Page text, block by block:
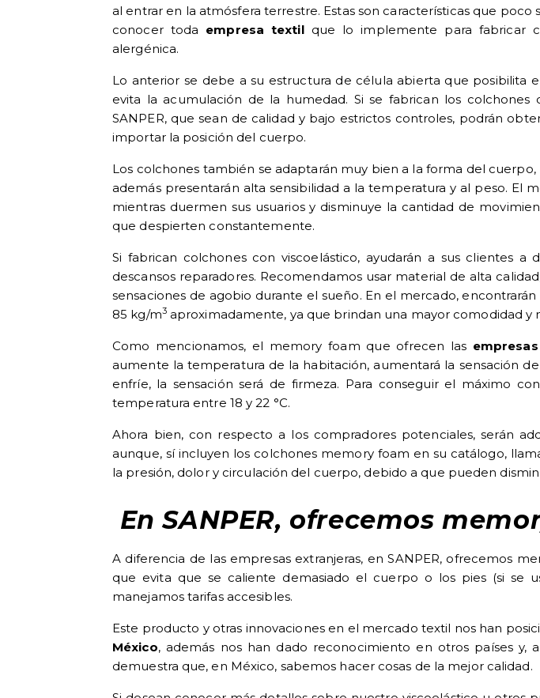
al entrar en la atmósfera terrestre. Estas son características que
conocer toda empresa textilque lo implemente para fabricar
alergénica.
Lo anterior se debe a su estructura de célula abierta que posibilita
evita la acumulación de la humedad. Si se fabrican los colchones
SANPER, que sean de calidad y bajo estrictos controles, podrán
importar la posición del cuerpo.
Los colchones también se adaptarán muy bien a la forma del
además presentarán alta sensibilidad a la temperatura y al peso. El
mientras duermen sus usuarios y disminuye la cantidad de
que despierten constantemente.
Si fabrican colchones con viscoelástico, ayudarán a sus clientes
descansos reparadores. Recomendamos usar material de alta
sensaciones de agobio durante el sueño. En el mercado,
85 kg/m3aproximadamente, ya que brindan una mayor comodidad y
Como mencionamos, el memory foam que ofrecen las
aumente la temperatura de la habitación, aumentará la sensación
enfríe, la sensación será de firmeza. Para conseguir el máximo
temperatura entre 18 y 22 °C.
Ahora bien, con respecto a los compradores potenciales, serán
aunque, sí incluyen los colchones memory foam en su catálogo,
la presión, dolor y circulación del cuerpo, debido a que pueden
En SANPER, ofrecemos
A diferencia de las empresas extranjeras, en SANPER, ofrecemos
que evita que se caliente demasiado el cuerpo o los pies (si se
manejamos tarifas accesibles.
Este producto y otras innovaciones en el mercado textil nos han
México, además nos han dado reconocimiento en otros países y,
demuestra que, en México, sabemos hacer cosas de la mejor calidad.